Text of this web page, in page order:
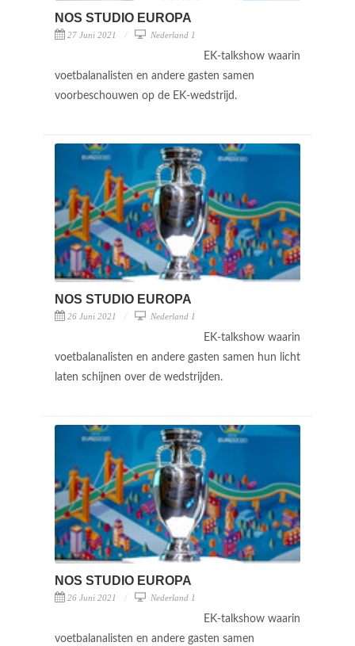
NOS STUDIO EUROPA
27 Juni 2021 Nederland 1
EK-talkshow waarin
voetbalanalisten en andere gasten samen
voorbeschouwen op de EK-wedstrijd.
NOS STUDIO EUROPA
26 Juni 2021 Nederland 1
EK-talkshow waarin
voetbalanalisten en andere gasten samen hun licht
laten schijnen over de wedstrijden.
NOS STUDIO EUROPA
26 Juni 2021 Nederland 1
EK-talkshow waarin
voetbalanalisten en andere gasten samen